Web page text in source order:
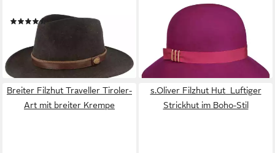
(14)
49,95 €
lieferbar - in 3-4 Werktagen bei dir
+1
Filzhut (1-St) Wollhut mit
Ripsband, Made in Italy
64,95 €
lieferbar - in 2-3 Werktagen bei dir
Breiter Filzhut Traveller Tiroler-
Art mit breiter Krempe
s.Oliver Filzhut Hut Luftiger
Strickhut im Boho-Stil